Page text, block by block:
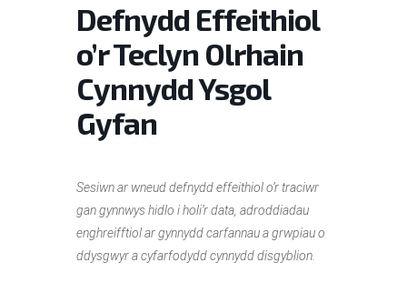
Defnydd Effeithiol
o’r Teclyn Olrhain
Cynnydd Ysgol
Gyfan
Sesiwn ar wneud defnydd effeithiol o’r traciwr
gan gynnwys hidlo i holi’r data, adroddiadau
enghreifftiol ar gynnydd carfannau a grwpiau o
ddysgwyr a cyfarfodydd cynnydd disgyblion.